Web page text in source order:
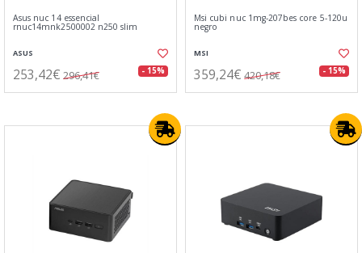
Asus nuc 14 essencial
rnuc14mnk2500002 n250 slim
ASUS
253,42€ 296,41€ - 15%
Msi cubi nuc 1mg-207bes core 5-120u
negro
MSI
359,24€ 420,18€ - 15%